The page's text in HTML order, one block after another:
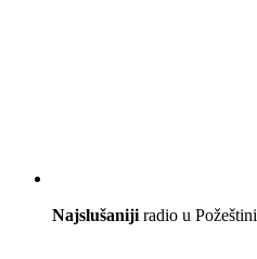
Najslušaniji radio u Požeštini